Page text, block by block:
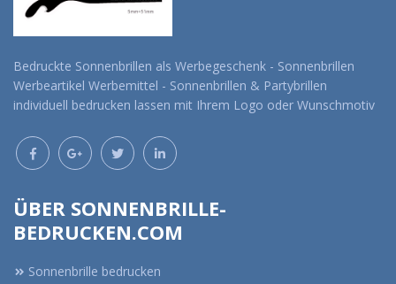
Bedruckte Sonnenbrillen als Werbegeschenk - Sonnenbrillen
Werbeartikel Werbemittel - Sonnenbrillen & Partybrillen
individuell bedrucken lassen mit Ihrem Logo oder Wunschmotiv
ÜBER SONNENBRILLE-
BEDRUCKEN.COM
Sonnenbrille bedrucken